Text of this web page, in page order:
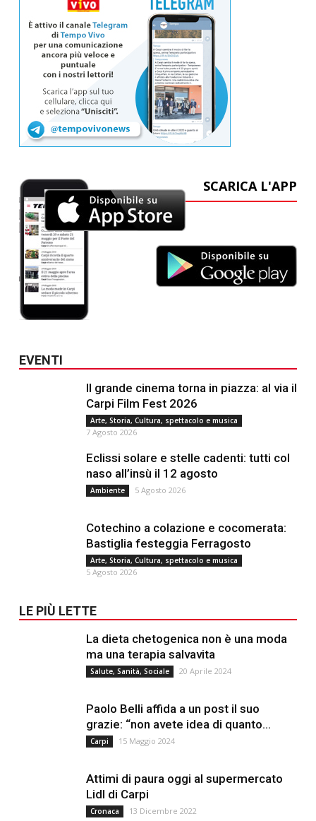
SCARICA L'APP
EVENTI
Il grande cinema torna in piazza: al via il
Carpi Film Fest 2026
Arte, Storia, Cultura, spettacolo e musica
7 Agosto 2026
Eclissi solare e stelle cadenti: tutti col
naso all’insù il 12 agosto
Ambiente 5 Agosto 2026
Cotechino a colazione e cocomerata:
Bastiglia festeggia Ferragosto
Arte, Storia, Cultura, spettacolo e musica
5 Agosto 2026
LE PIÙ LETTE
La dieta chetogenica non è una moda
ma una terapia salvavita
Salute, Sanità, Sociale 20 Aprile 2024
Paolo Belli affida a un post il suo
grazie: “non avete idea di quanto...
Carpi 15 Maggio 2024
Attimi di paura oggi al supermercato
Lidl di Carpi
Cronaca 13 Dicembre 2022